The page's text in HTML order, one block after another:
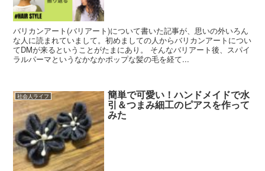
バリカンアート(バリアート)について書いた記事が、思いの外いろん
な人に読まれていまして。初めましての人からバリカンアートについ
てDMが来るということがたまにあり。 そんなバリアート後、スパイ
ラルパーマというなかなかポップな髪の毛を経て...
社会人ライフ 簡単で可愛い！ハンドメイドで水
引＆つまみ細工のピアスを作って
みた